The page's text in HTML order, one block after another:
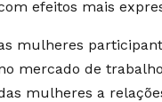
efeitos mais
mulheres
mercado de
mulheres a